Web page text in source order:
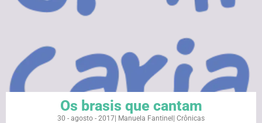
Os brasis que cantam
30 - agosto - 2017 Manuela Fantinel Crônicas